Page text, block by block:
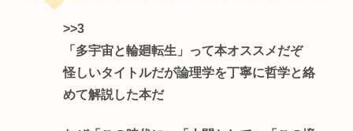
>>3
「多宇宙と輪廻転生」って本オススメだぞ
怪しいタイトルだが論理学を丁寧に哲学と絡
めて解説した本だ